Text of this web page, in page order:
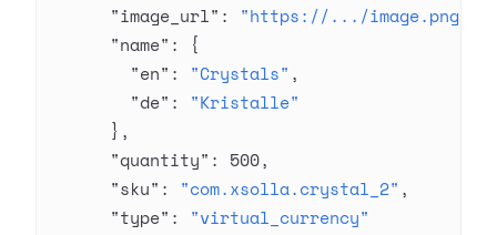
      "image_url"
: "https://.../image.png"
      "name"
: {
        "en"
: "Crystals" ,
        "de"
: "Kristalle"
      },
      "quantity"
: 500,
      "sku"
: "com.xsolla.crystal_2" ,
      "type"
: "virtual_currency"